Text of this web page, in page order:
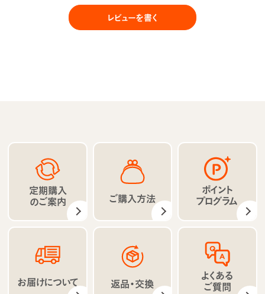
レビューを書く
定期購入
のご案内 ご購入方法
ポイント
プログラム
お届けについて 返品・交換
よくある
ご質問